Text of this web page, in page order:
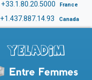
+33.1.80.20.5000 France
+1.437.887.14.93 Canada